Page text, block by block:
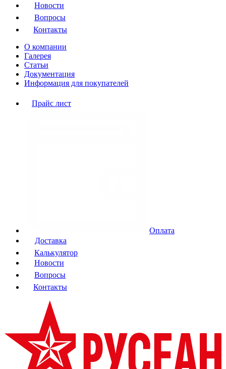
Новости
Вопросы
Контакты
О компании
Галерея
Статьи
Документация
Информация для покупателей
Прайс лист
Оплата
Доставка
Калькулятор
Новости
Вопросы
Контакты